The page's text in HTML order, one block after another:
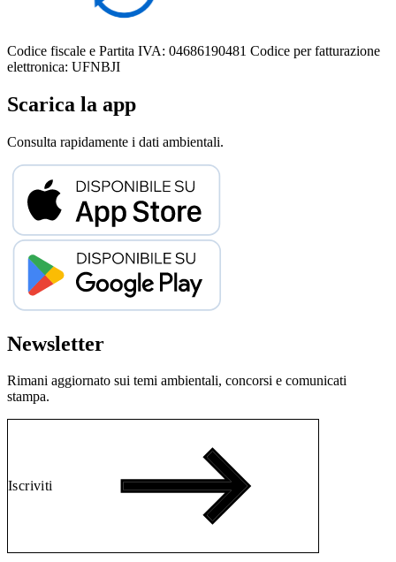
Codice fiscale e Partita IVA: 04686190481 Codice per fatturazione
elettronica: UFNBJI
Scarica la app
Consulta rapidamente i dati ambientali.
Newsletter
Rimani aggiornato sui temi ambientali, concorsi e comunicati
stampa.
Iscriviti